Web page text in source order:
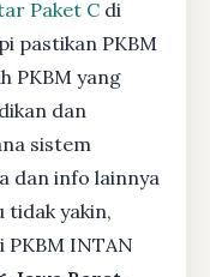
Paket C di
pastikan PKBM
PKBM yang
dan
sistem
dan info lainnya
tidak yakin,
INTAN